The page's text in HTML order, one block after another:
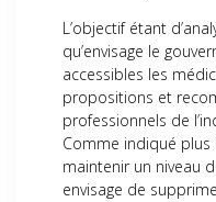
L’objectif étant
qu’envisage le
accessibles les
propositions et
professionnels de
Comme indiqué
maintenir un niveau
envisage de